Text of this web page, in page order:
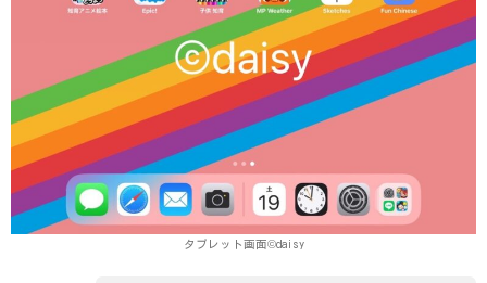
タブレット画面©daisy